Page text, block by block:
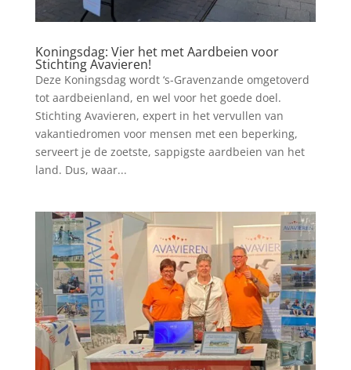
Koningsdag: Vier het met Aardbeien voor
Stichting Avavieren!
Deze Koningsdag wordt ‘s-Gravenzande omgetoverd
tot aardbeienland, en wel voor het goede doel.
Stichting Avavieren, expert in het vervullen van
vakantiedromen voor mensen met een beperking,
serveert je de zoetste, sappigste aardbeien van het
land. Dus, waar...